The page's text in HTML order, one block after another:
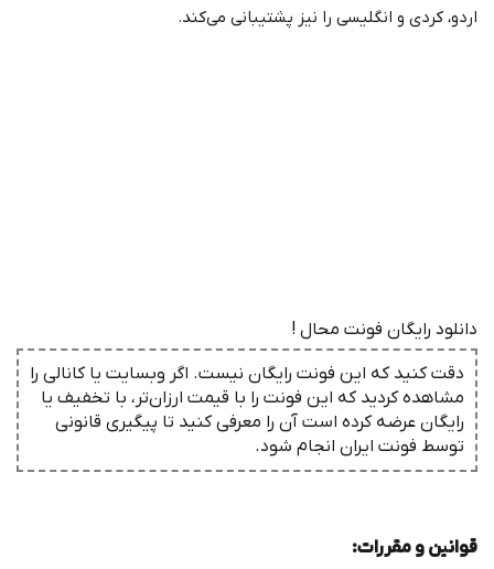
اردو، کردی و انگلیسی را نیز پشتیبانی می‌کند.
دانلود رایگان فونت محال !
دقت کنید که این فونت رایگان نیست. اگر وبسایت یا کانالی را
مشاهده کردید که این فونت را با قیمت ارزان‌تر، با تخفیف یا
رایگان عرضه کرده است آن را معرفی کنید تا پیگیری قانونی
توسط فونت ‌ایران انجام شود.
قوانین و مقررات: